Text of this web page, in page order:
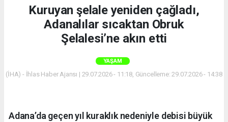
Kuruyan şelale yeniden çağladı,
Adanalılar sıcaktan Obruk
Şelalesi’ne akın etti
YAŞAM
(İHA) - İhlas Haber Ajansı | 29.07.2026 - 11:18, Güncelleme: 29.07.2026 - 14:38
Adana’da geçen yıl kuraklık nedeniyle debisi büyük